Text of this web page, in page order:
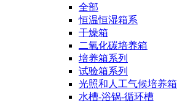
全部
恒温恒湿箱系
干燥箱
二氧化碳培养箱
培养箱系列
试验箱系列
光照和人工气候培养箱
水槽-浴锅-循环槽